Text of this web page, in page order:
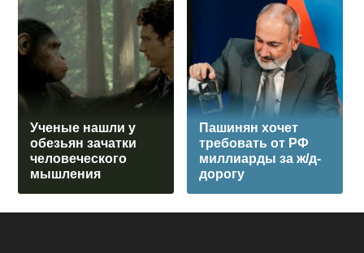
Ученые нашли у
обезьян зачатки
человеческого
мышления
Пашинян хочет
требовать от РФ
миллиарды за ж/д-
дорогу